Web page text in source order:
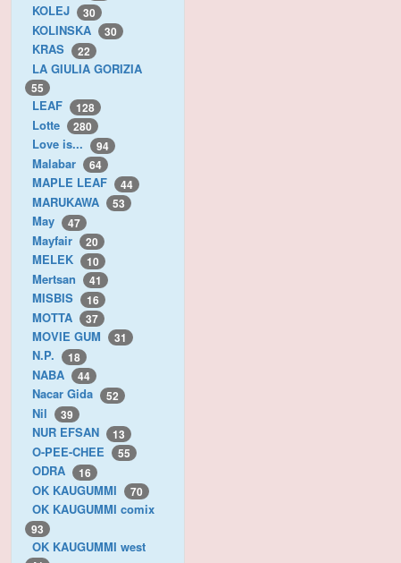
KOLEJ 30
KOLINSKA 30
KRAS 22
LA GIULIA GORIZIA
55
LEAF 128
Lotte 280
Love is... 94
Malabar 64
MAPLE LEAF 44
MARUKAWA 53
May 47
Mayfair 20
MELEK 10
Mertsan 41
MISBIS 16
MOTTA 37
MOVIE GUM 31
N.P. 18
NABA 44
Nacar Gida 52
Nil 39
NUR EFSAN 13
O-PEE-CHEE 55
ODRA 16
OK KAUGUMMI 70
OK KAUGUMMI comix
93
OK KAUGUMMI west